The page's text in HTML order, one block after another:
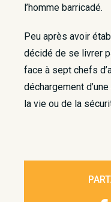
l’homme barricadé.
Peu après avoir
décidé de se livrer
face à sept chefs
déchargement
la vie ou de la